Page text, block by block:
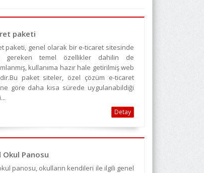
paketi
paketi, genel olarak bir e-ticaret sitesinde
gereken temel özellikler dahilin de
kullanıma hazır hale getirilmiş web
paket siteler, özel çözüm e-ticaret
göre daha kısa sürede uygulanabildiği
Detay
Panosu
panosu, okulların kendileri ile ilgili genel